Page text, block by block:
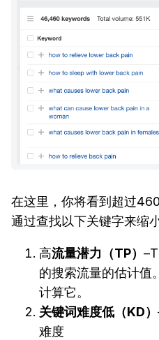
在这里，你将看到超过
通过查找以下关键字来缩
高流量潜力（TP）
的搜索流量的估计值
计算它。
关键词难度低（KD）
难度